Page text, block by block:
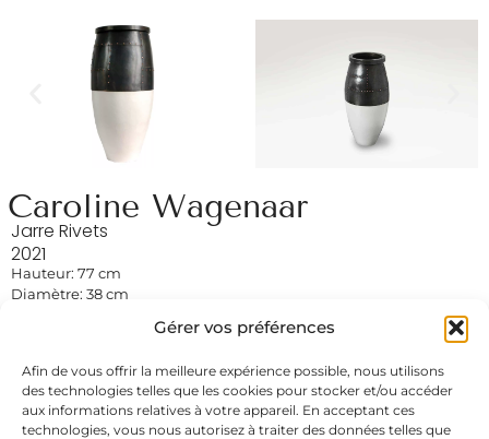
Gérer vos préférences
Afin de vous offrir la meilleure expérience possible, nous utilisons
des technologies telles que les cookies pour stocker et/ou accéder
aux informations relatives à votre appareil. En acceptant ces
technologies, vous nous autorisez à traiter des données telles que
Caroline Wagenaar
Jarre Rivets
2021
Hauteur: 77 cm
Diamètre: 38 cm
Pièce unique – sur commande possible
Demande d'informations